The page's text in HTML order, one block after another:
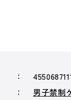
男子禁制